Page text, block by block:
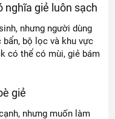
nghĩa giẻ luôn sạch
nhưng người dùng
bẩn, bộ lọc và khu vực
có thể có mùi, giẻ bám
giẻ
nhưng muốn làm